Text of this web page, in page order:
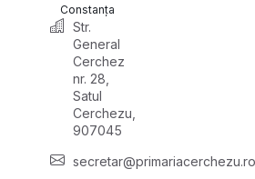
Constanța
Str.
General
Cerchez
nr. 28,
Satul
Cerchezu,
907045
secretar@primariacerchezu.ro